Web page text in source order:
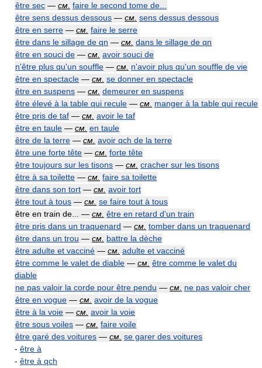
être sec — см. faire le second tome de...
être sens dessus dessous — см. sens dessus dessous
être en serre — см. faire le serre
être dans le sillage de qn — см. dans le sillage de qn
être en souci de — см. avoir souci de
n'être plus qu'un souffle — см. n'avoir plus qu'un souffle de vie
être en spectacle — см. se donner en spectacle
être en suspens — см. demeurer en suspens
être élevé à la table qui recule — см. manger à la table qui recule
être pris de taf — см. avoir le taf
être en taule — см. en taule
être de la terre — см. avoir qch de la terre
être une forte tête — см. forte tête
être toujours sur les tisons — см. cracher sur les tisons
être à sa toilette — см. faire sa toilette
être dans son tort — см. avoir tort
être tout à tous — см. se faire tout à tous
être en train de... — см. être en retard d'un train
être pris dans un traquenard — см. tomber dans un traquenard
être dans un trou — см. battre la dèche
être adulte et vacciné — см. adulte et vacciné
être comme le valet de diable — см. être comme le valet du
diable
ne pas valoir la corde pour être pendu — см. ne pas valoir cher
être en vogue — см. avoir de la vogue
être à la voie — см. avoir la voie
être sous voiles — см. faire voile
être garé des voitures — см. se garer des voitures
- être à
- être à qch